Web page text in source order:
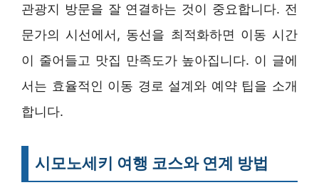
관광지 방문을 잘 연결하는 것이 중요합니다. 전
문가의 시선에서, 동선을 최적화하면 이동 시간
이 줄어들고 맛집 만족도가 높아집니다. 이 글에
서는 효율적인 이동 경로 설계와 예약 팁을 소개
합니다.
시모노세키 여행 코스와 연계 방법